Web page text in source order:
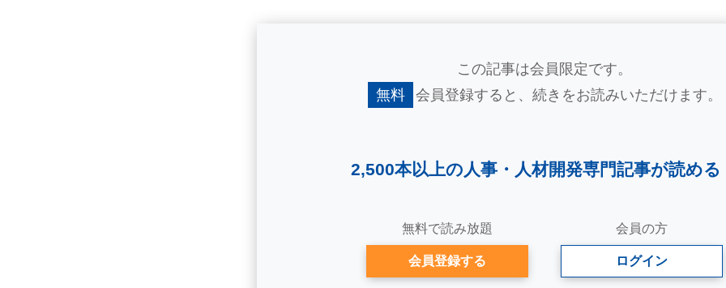
この記事は会員限定です。
無料
会員登録すると、 続きをお読みいただけます。
2,500本以上の人事・ 人材開発専門記事が読める
無料で読み放題
会員登録する
会員の方
ログイン